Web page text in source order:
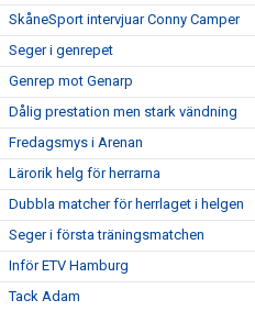
SkåneSport intervjuar Conny Camper
Seger i genrepet
Genrep mot Genarp
Dålig prestation men stark vändning
Fredagsmys i Arenan
Lärorik helg för herrarna
Dubbla matcher för herrlaget i helgen
Seger i första träningsmatchen
Inför ETV Hamburg
Tack Adam